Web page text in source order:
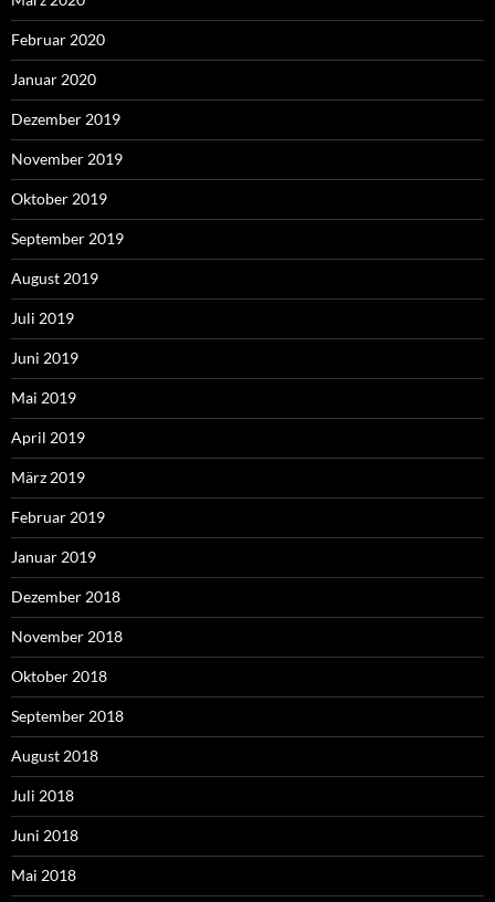
Februar 2020
Januar 2020
Dezember 2019
November 2019
Oktober 2019
September 2019
August 2019
Juli 2019
Juni 2019
Mai 2019
April 2019
März 2019
Februar 2019
Januar 2019
Dezember 2018
November 2018
Oktober 2018
September 2018
August 2018
Juli 2018
Juni 2018
Mai 2018